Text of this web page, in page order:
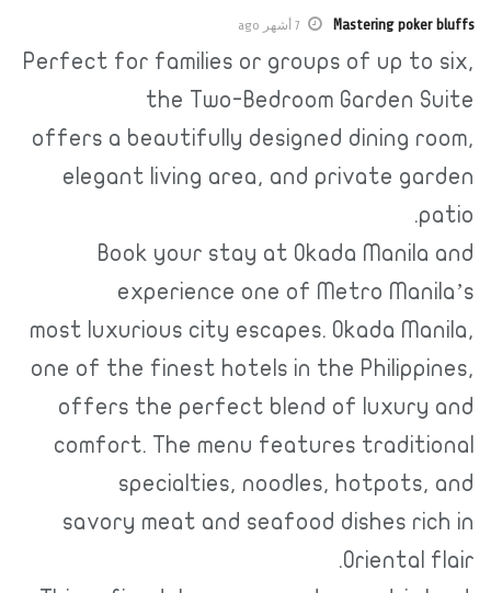
Mastering poker bluffs 7 أشهر ago
Perfect for families or groups of up to six,
the Two-Bedroom Garden Suite
offers a beautifully designed dining room,
elegant living area, and private garden
patio.
Book your stay at Okada Manila and
experience one of Metro Manila’s
most luxurious city escapes. Okada Manila,
one of the finest hotels in the Philippines,
offers the perfect blend of luxury and
comfort. The menu features traditional
specialties, noodles, hotpots, and
savory meat and seafood dishes rich in
Oriental flair.